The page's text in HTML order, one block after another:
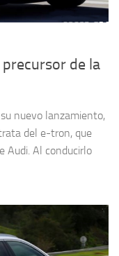
de la
nuevo lanzamiento,
del e-tron, que
Audi. Al conducirlo